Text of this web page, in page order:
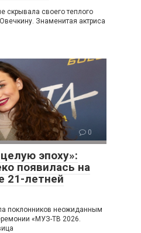
скрывала своего теплого
Знаменитая актриса
0
эпоху»:
появилась на
21-летней
поклонников неожиданным
«МУЗ-ТВ 2026.